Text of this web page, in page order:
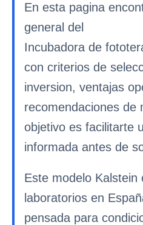
En esta pagina
general del
Incubadora de
con criterios de
inversion, ventajas
recomendaciones de
objetivo es facilitarte
informada antes de
Este modelo Kalstein
laboratorios en
pensada para